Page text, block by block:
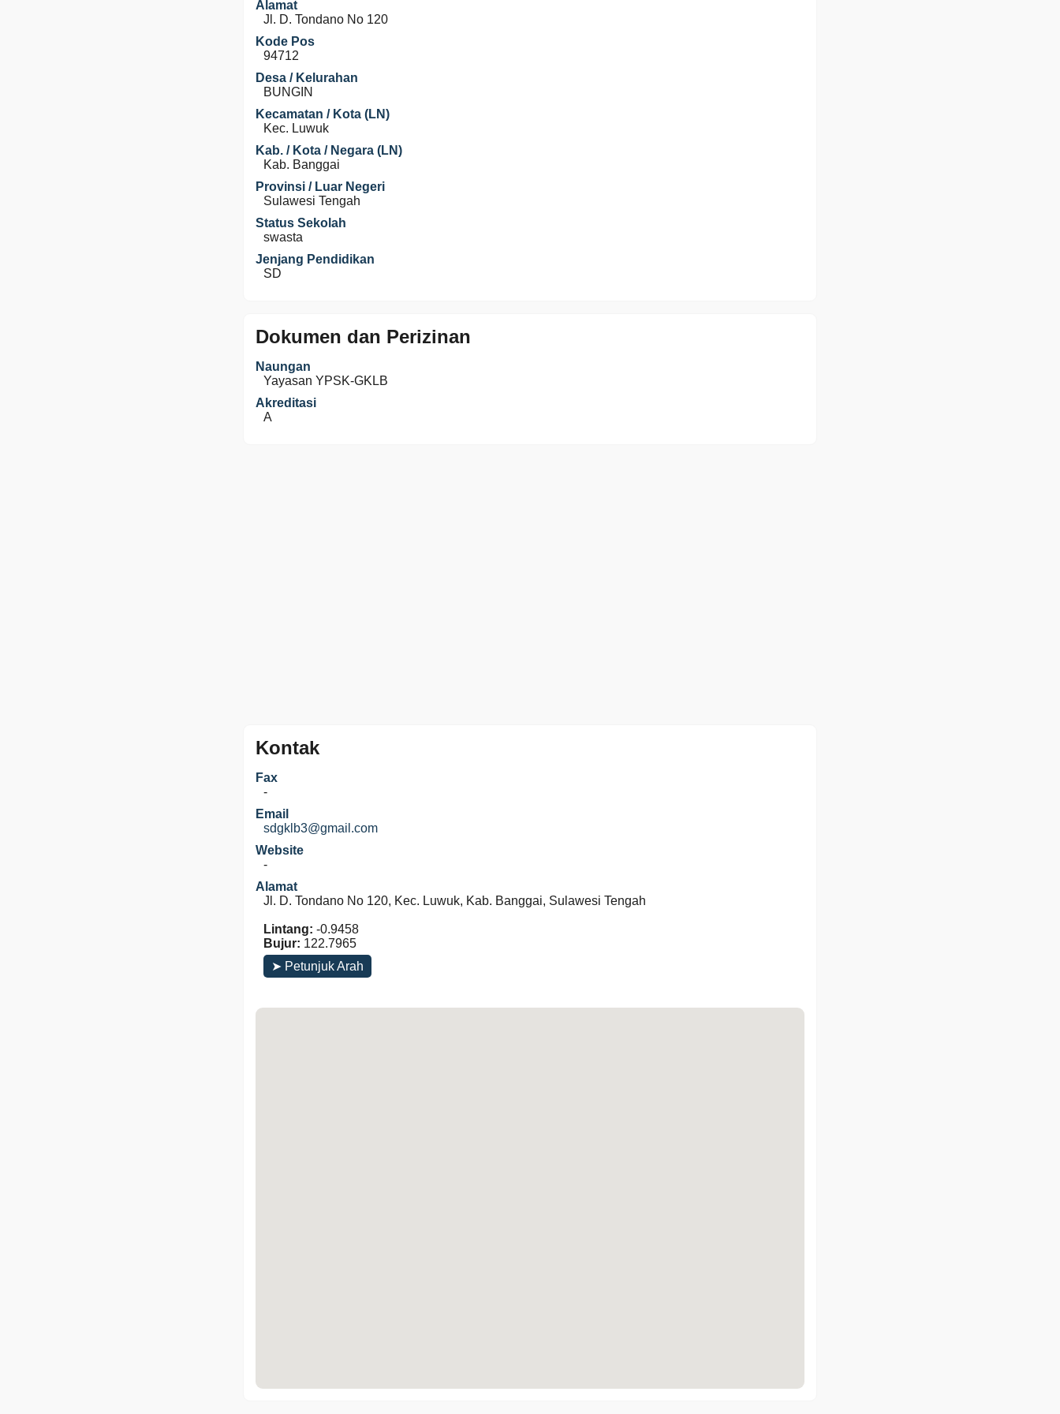
Alamat
Jl. D. Tondano No 120
Kode Pos
94712
Desa / Kelurahan
BUNGIN
Kecamatan / Kota (LN)
Kec. Luwuk
Kab. / Kota / Negara (LN)
Kab. Banggai
Provinsi / Luar Negeri
Sulawesi Tengah
Status Sekolah
swasta
Jenjang Pendidikan
SD
Dokumen dan Perizinan
Naungan
Yayasan YPSK-GKLB
Akreditasi
A
Kontak
Fax
-
Email
sdgklb3@gmail.com
Website
-
Alamat
Jl. D. Tondano No 120, Kec. Luwuk, Kab. Banggai, Sulawesi Tengah
Lintang: -0.9458
Bujur: 122.7965
➤ Petunjuk Arah